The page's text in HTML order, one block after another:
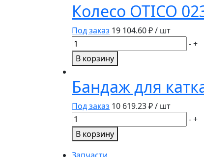
005193.03
200x67
Колесо OTICO
Под заказ 19 104.60₽ / шт
Количество
товара
Колесо
023343.03
405x115
-+
В корзину
Бандаж для
Под заказ 10 619.23₽ / шт
Количество
товара
Бандаж
для
-+
В корзину